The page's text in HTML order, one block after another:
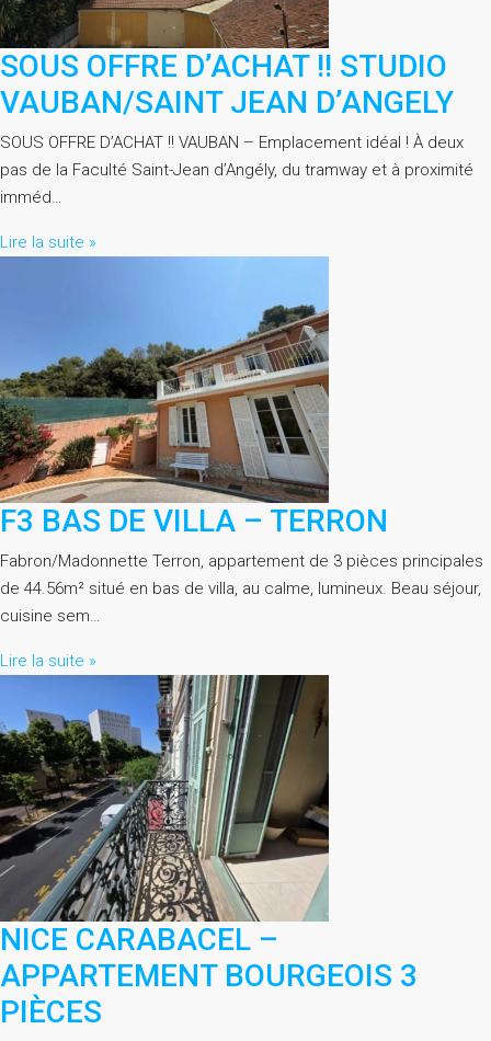
SOUS OFFRE D’ACHAT !! STUDIO
VAUBAN/SAINT JEAN D’ANGELY
SOUS OFFRE D’ACHAT !! VAUBAN – Emplacement idéal ! À deux
pas de la Faculté Saint-Jean d’Angély, du tramway et à proximité
imméd…
Lire la suite »
F3 BAS DE VILLA – TERRON
Fabron/Madonnette Terron, appartement de 3 pièces principales
de 44.56m² situé en bas de villa, au calme, lumineux. Beau séjour,
cuisine sem…
Lire la suite »
NICE CARABACEL –
APPARTEMENT BOURGEOIS 3
PIÈCES